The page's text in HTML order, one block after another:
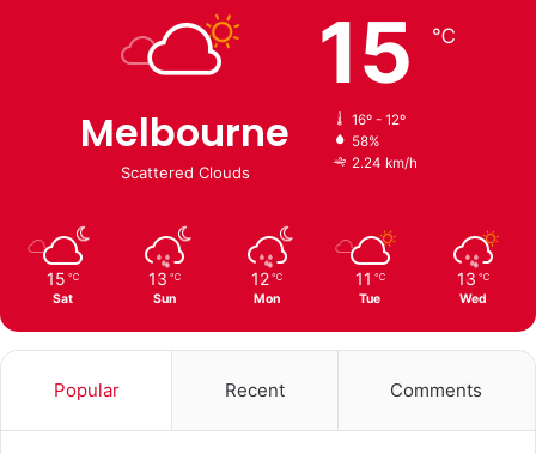
Melbourne
Scattered Clouds
15 ℃
16º - 12º
58%
2.24 km/h
15 ℃
Sat
13 ℃
Sun
12 ℃
Mon
11 ℃
Tue
13 ℃
Wed
Popular Recent Comments